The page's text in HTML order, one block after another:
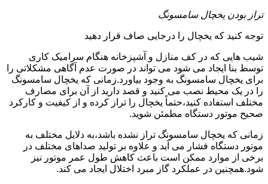
تراز بودن یخچال سامسونگ
توجه کنید که یخچال را درجایی صاف قرار دهید
شیب هایی که در کف منازل و آشپزخانه هنگام سرامیک کاری
توسط بنا ایجاد می شود می تواند در صورت عدم آگاهی مشکلاتی را
برای یخچال سامسونگ به وجود بیاورد.زمانی که یخچال سامسونگ
را در یک محیط نصب می کنید و قصد دارید از آن برای مصارف
مختلف استفاده کنید،حتماً یخچال را تراز کرده و از کیفیت و کارکرد
صحیح موتور دستگاه مطمئن شوید.
زمانی که یخچال سامسونگ تراز نشده باشد،به دلایل مختلف به
موتور دستگاه فشار می آید و علاوه بر تولید صداهای مختلف در
برخی از موارد ممکن است باعث کاهش طول عمر موتور نیز
شود.همچنین در عملکرد گاز مبرد اختلال ایجاد می کند.